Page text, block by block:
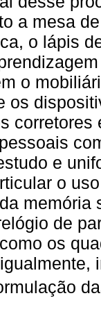
a mesa
o lápis
o
os
e
o
memória
de
os